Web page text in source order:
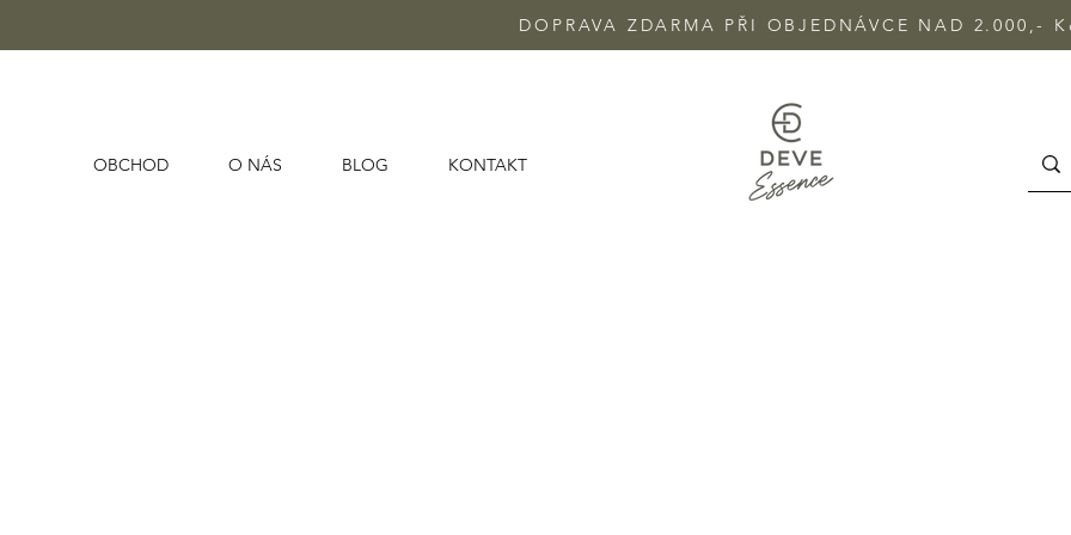
DOPRAVA ZDARMA PŘI OBJEDNÁVCE NAD 2.000,-
OBCHOD O NÁS BLOG KONTAKT